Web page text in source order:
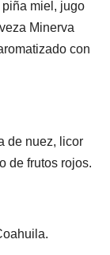
miel, jugo
Minerva
con
de nuez, licor
de frutos rojos.